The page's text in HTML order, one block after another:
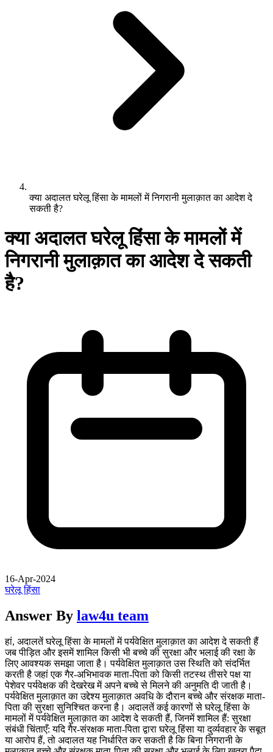
क्या अदालत घरेलू हिंसा के मामलों में निगरानी मुलाक़ात का आदेश दे
सकती है?
क्या अदालत घरेलू हिंसा के मामलों में
निगरानी मुलाक़ात का आदेश दे सकती
है?
16-Apr-2024
घरेलू हिंसा
Answer By law4u team
हां, अदालतें घरेलू हिंसा के मामलों में पर्यवेक्षित मुलाक़ात का आदेश दे सकती हैं
जब पीड़ित और इसमें शामिल किसी भी बच्चे की सुरक्षा और भलाई की रक्षा के
लिए आवश्यक समझा जाता है। पर्यवेक्षित मुलाक़ात उस स्थिति को संदर्भित
करती है जहां एक गैर-अभिभावक माता-पिता को किसी तटस्थ तीसरे पक्ष या
पेशेवर पर्यवेक्षक की देखरेख में अपने बच्चे से मिलने की अनुमति दी जाती है।
पर्यवेक्षित मुलाक़ात का उद्देश्य मुलाक़ात अवधि के दौरान बच्चे और संरक्षक माता-
पिता की सुरक्षा सुनिश्चित करना है। अदालतें कई कारणों से घरेलू हिंसा के
मामलों में पर्यवेक्षित मुलाक़ात का आदेश दे सकती हैं, जिनमें शामिल हैं: सुरक्षा
संबंधी चिंताएँ: यदि गैर-संरक्षक माता-पिता द्वारा घरेलू हिंसा या दुर्व्यवहार के सबूत
या आरोप हैं, तो अदालत यह निर्धारित कर सकती है कि बिना निगरानी के